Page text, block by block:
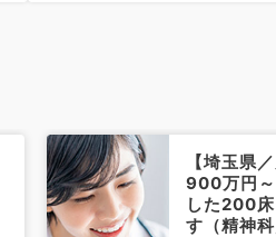
【埼玉県
900万円
した200
す（精神科